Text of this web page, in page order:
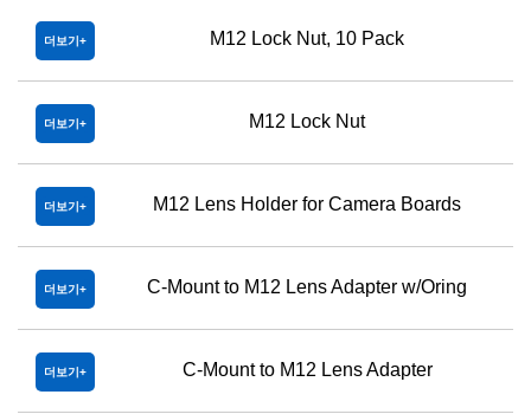
더보기 M12 Lock Nut, 10 Pack
더보기 M12 Lock Nut
더보기 M12 Lens Holder for Camera Boards
더보기 C-Mount to M12 Lens Adapter w/Oring
더보기 C-Mount to M12 Lens Adapter